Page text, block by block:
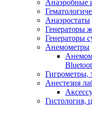
Анаэробные
Анаэростаты
Генераторы
Генераторы
Анемометры
Гигрометры,
Анестезия
Гистология,